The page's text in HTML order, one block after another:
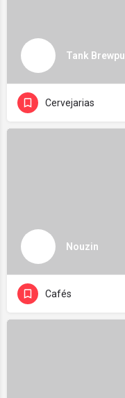
Tank
Cervejarias
Nouzin
Cafés